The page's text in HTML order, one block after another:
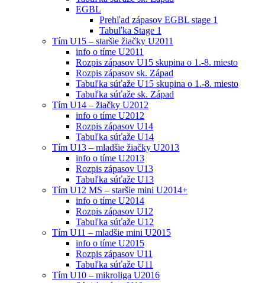
EGBL
Prehľad zápasov EGBL stage 1
Tabuľka Stage 1
Tím U15 – staršie žiačky U2011
info o tíme U2011
Rozpis zápasov U15 skupina o 1.-8. miesto
Rozpis zápasov sk. Západ
Tabuľka súťaže U15 skupina o 1.-8. miesto
Tabuľka súťaže sk. Západ
Tím U14 – žiačky U2012
info o tíme U2012
Rozpis zápasov U14
Tabuľka súťaže U14
Tím U13 – mladšie žiačky U2013
info o tíme U2013
Rozpis zápasov U13
Tabuľka súťaže U13
Tím U12 MS – staršie mini U2014+
info o tíme U2014
Rozpis zápasov U12
Tabuľka súťaže U12
Tím U11 – mladšie mini U2015
info o tíme U2015
Rozpis zápasov U11
Tabuľka súťaže U11
Tím U10 – mikroliga U2016